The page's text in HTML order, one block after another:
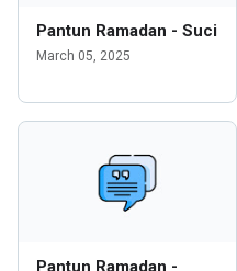
Pantun Ramadan - Suci
March 05, 2025
Pantun Ramadan -